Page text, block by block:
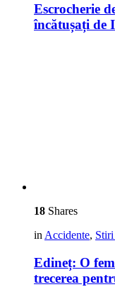
Escrocherie
încătușați de
18 Shares
inAccidente,
Edineț: O
trecerea